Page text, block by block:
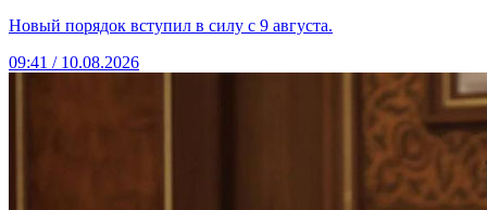
Новый порядок вступил в силу с 9 августа.
09:41 / 10.08.2026